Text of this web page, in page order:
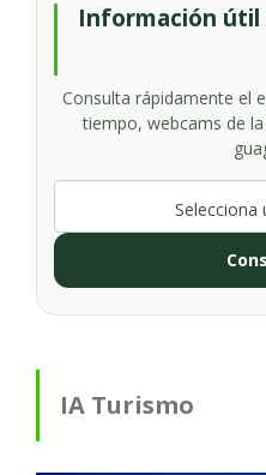
Información útil
Consulta rápidamente el
tiempo, webcams de
Selecciona
IA Turismo